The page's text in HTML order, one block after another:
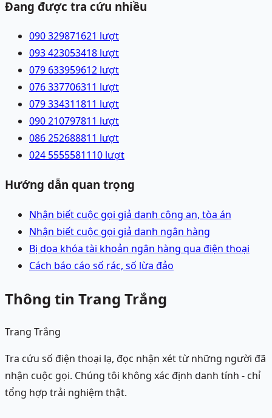
Đang được tra cứu nhiều
090 329871621 lượt
093 423053418 lượt
079 633959612 lượt
076 337706311 lượt
079 334311811 lượt
090 210797811 lượt
086 252688811 lượt
024 5555581110 lượt
Hướng dẫn quan trọng
Nhận biết cuộc gọi giả danh công an, tòa án
Nhận biết cuộc gọi giả danh ngân hàng
Bị dọa khóa tài khoản ngân hàng qua điện thoại
Cách báo cáo số rác, số lừa đảo
Thông tin Trang Trắng
Trang Trắng
Tra cứu số điện thoại lạ, đọc nhận xét từ những người đã
nhận cuộc gọi. Chúng tôi không xác định danh tính - chỉ
tổng hợp trải nghiệm thật.